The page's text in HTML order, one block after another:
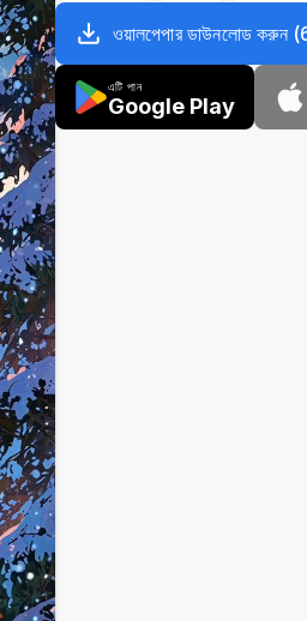
ওয়ালপেপার ডাউনলোড করুন(
এটি পান
Google Play